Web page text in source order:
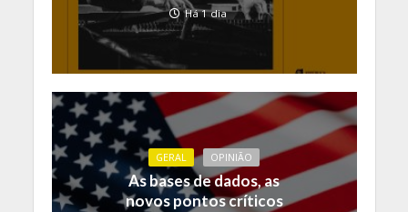
Há 1 dia
GERAL OPINIÃO
As bases de dados, as
novos pontos críticos